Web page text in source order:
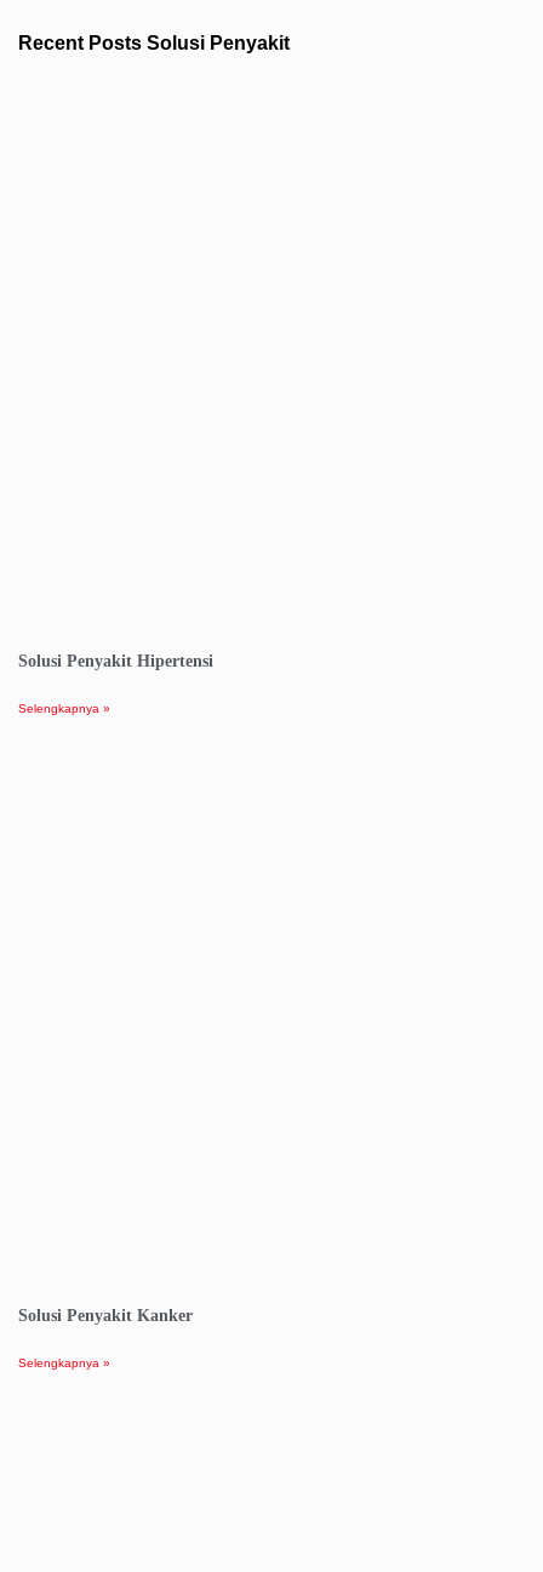
Recent Posts Solusi Penyakit
Solusi Penyakit Hipertensi
Selengkapnya »
Solusi Penyakit Kanker
Selengkapnya »